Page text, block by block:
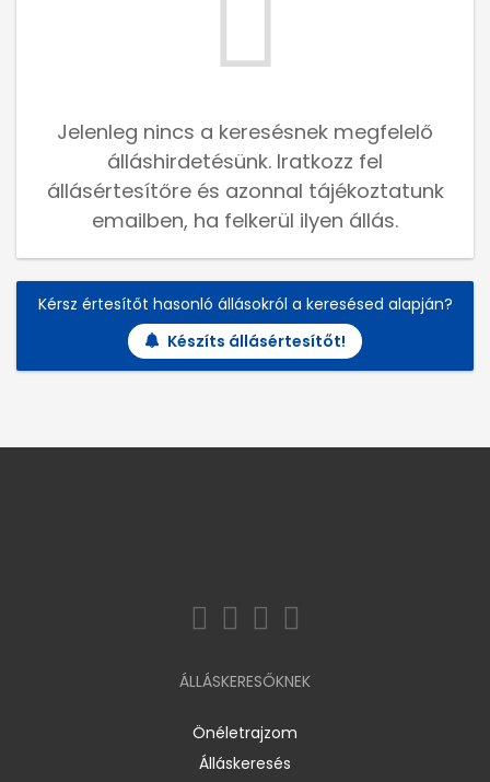
Jelenleg nincs a keresésnek megfelelő
álláshirdetésünk. Iratkozz fel
állásértesítőre és azonnal tájékoztatunk
emailben, ha felkerül ilyen állás.
Kérsz értesítőt hasonló állásokról a keresésed alapján?
Készíts állásértesítőt!
ÁLLÁSKERESŐKNEK
Önéletrajzom
Álláskeresés